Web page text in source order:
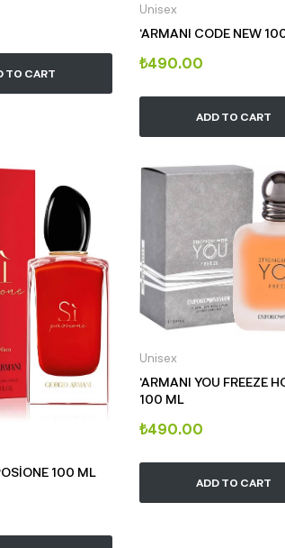
TO CART
Unisex
‘ARMANI CODE NEW
₺490.00
ADD TO CART
100 ML
Unisex
‘ARMANI YOU FREEZE
100 ML
₺490.00
ADD TO CART